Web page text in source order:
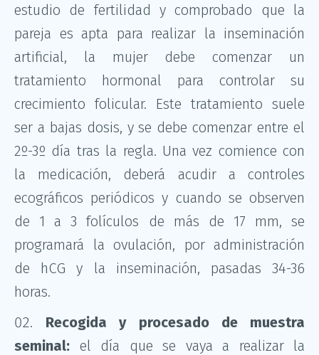
estudio de fertilidad y comprobado que la
pareja es apta para realizar la inseminación
artificial, la mujer debe comenzar un
tratamiento hormonal para controlar su
crecimiento folicular. Este tratamiento suele
ser a bajas dosis, y se debe comenzar entre el
2º-3º día tras la regla. Una vez comience con
la medicación, deberá acudir a controles
ecográficos periódicos y cuando se observen
de 1 a 3 folículos de más de 17 mm, se
programará la ovulación, por administración
de hCG y la inseminación, pasadas 34-36
horas.
Recogida y procesado de muestra
seminal: el día que se vaya a realizar la